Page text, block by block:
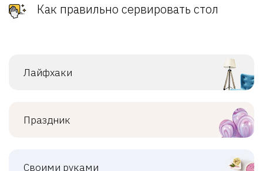
Как правильно сервировать стол
Лайфхаки
Праздник
Своими руками